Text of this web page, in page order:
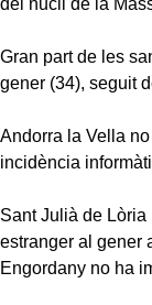
Gran part de les
gener (34), seguit
Andorra la Vella
incidència
Sant Julià de
estranger al gener
Engordany no ha